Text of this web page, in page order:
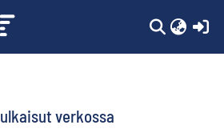
verkossa